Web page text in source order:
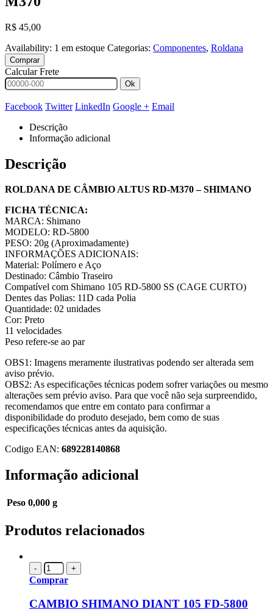
R$ 45,00
Availability: 1 em estoque Categorias: Componentes, Roldana
Comprar
Calcular Frete
Ok
Facebook Twitter LinkedIn Google + Email
Descrição
Informação adicional
Descrição
ROLDANA DE CÂMBIO ALTUS RD-M370 – SHIMANO
FICHA TÉCNICA:
MARCA: Shimano
MODELO: RD-5800
PESO: 20g (Aproximadamente)
INFORMAÇÕES ADICIONAIS:
Material: Polímero e Aço
Destinado: Câmbio Traseiro
Compatível com Shimano 105 RD-5800 SS (CAGE CURTO)
Dentes das Polias: 11D cada Polia
Quantidade: 02 unidades
Cor: Preto
11 velocidades
Peso refere-se ao par
OBS1: Imagens meramente ilustrativas podendo ser alterada sem
aviso prévio.
OBS2: As especificações técnicas podem sofrer variações ou mesmo
alterações sem prévio aviso. Para que você não seja surpreendido,
recomendamos que entre em contato para confirmar a
disponibilidade do produto desejado, bem como de suas
especificações técnicas antes da aquisição.
Codigo EAN: 689228140868
Informação adicional
Peso 0,000 g
Produtos relacionados
- +
Comprar
CAMBIO SHIMANO DIANT 105 FD-5800